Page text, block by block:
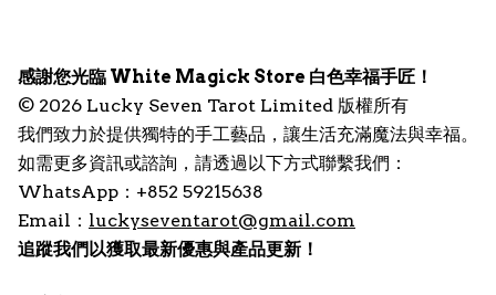
感謝您光臨 White Magick Store 白色幸福手匠！
© 2026 Lucky Seven Tarot Limited 版權所有
我們致力於提供獨特的手工藝品，讓生活充滿魔法與幸福。
如需更多資訊或諮詢，請透過以下方式聯繫我們：
WhatsApp：+852 59215638
Email： luckyseventarot@gmail.com
追蹤我們以獲取最新優惠與產品更新！